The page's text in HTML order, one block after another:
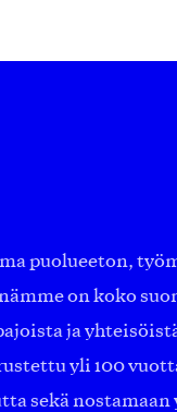
puolueeton,
on koko
ja
yli 100
sekä nostamaan